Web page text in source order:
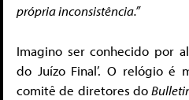
própria inconsistência.”
Imagino ser conhecido por
do Juízo Final’. O relógio é
comitê de diretores do